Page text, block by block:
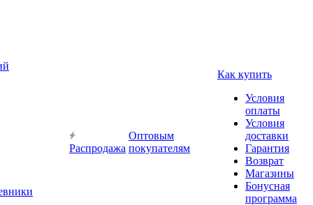
Распродажа
Оптовым
покупателям
Как купить
Условия
оплаты
Условия
доставки
Гарантия
Возврат
Магазины
Бонусная
программа